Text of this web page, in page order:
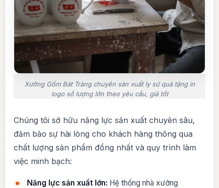
Xưởng Gốm Bát Tràng chuyên sản xuất ly sứ quà tặng in
logo số lượng lớn theo yêu cầu, giá tốt
Chúng tôi sở hữu năng lực sản xuất chuyên sâu,
đảm bảo sự hài lòng cho khách hàng thông qua
chất lượng sản phẩm đồng nhất và quy trình làm
việc minh bạch:
Năng lực sản xuất lớn: Hệ thống nhà xưởng